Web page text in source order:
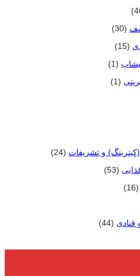
(30)
(15)
(1)
(1)
و تشریفات (24)
(53)
(16)
قنادی (44)